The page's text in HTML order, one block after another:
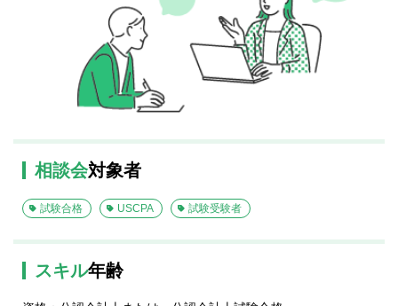
相談会対象者
試験合格 USCPA 試験受験者
スキル年齢